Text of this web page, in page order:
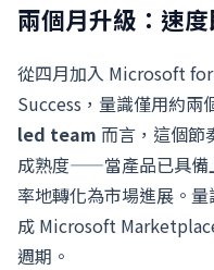
兩個月升級：速
從四月加入 Microsoft
Success，量識僅用約兩
led team 而言，這個節
成熟度——當產品已具備
率地轉化為市場進展。
成 Microsoft
週期。